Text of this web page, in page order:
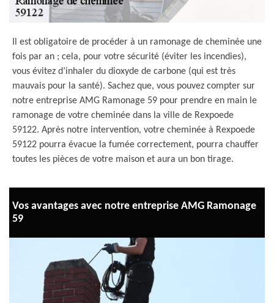
Il est obligatoire de procéder à un ramonage de cheminée une
fois par an ; cela, pour votre sécurité (éviter les incendies),
vous évitez d’inhaler du dioxyde de carbone (qui est très
mauvais pour la santé). Sachez que, vous pouvez compter sur
notre entreprise AMG Ramonage 59 pour prendre en main le
ramonage de votre cheminée dans la ville de Rexpoede
59122. Après notre intervention, votre cheminée à Rexpoede
59122 pourra évacue la fumée correctement, pourra chauffer
toutes les pièces de votre maison et aura un bon tirage.
Vos avantages avec notre entreprise AMG Ramonage
59